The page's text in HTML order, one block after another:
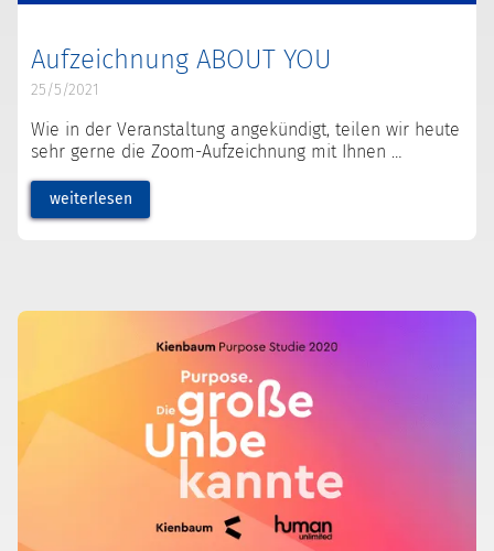
Aufzeichnung ABOUT YOU
25/5/2021
Wie in der Veranstaltung angekündigt, teilen wir heute
sehr gerne die Zoom-Aufzeichnung mit Ihnen
weiterlesen